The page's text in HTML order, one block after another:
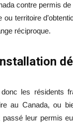
contre permis
territoire
réciproque.
donc les résidents
au Canada, ou
leur permis